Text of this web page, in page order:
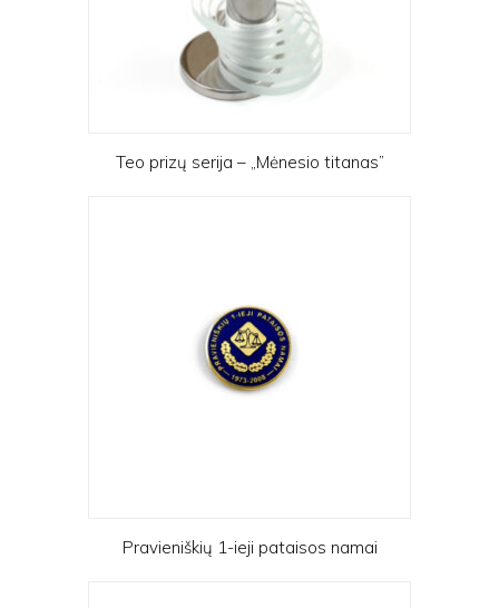
Teo prizų serija – „Mėnesio titanas”
Pravieniškių 1-ieji pataisos namai